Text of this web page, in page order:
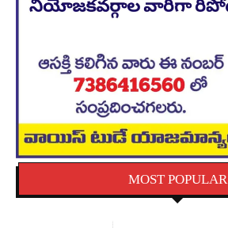
MOST POPULAR